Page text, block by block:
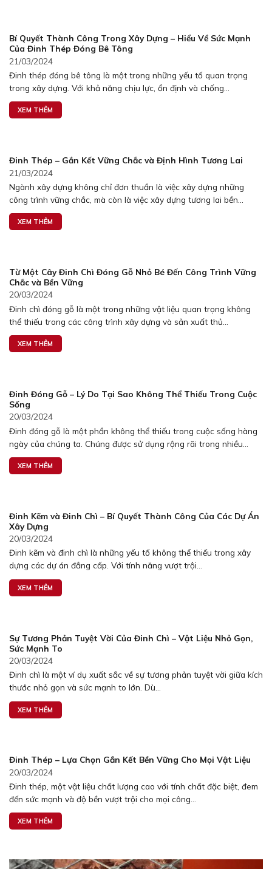
Bí Quyết Thành Công Trong Xây Dựng – Hiểu Về Sức Mạnh
Của Đinh Thép Đóng Bê Tông
21/03/2024
Đinh thép đóng bê tông là một trong những yếu tố quan trọng
trong xây dựng. Với khả năng chịu lực, ổn định và chống...
XEM THÊM
Đinh Thép – Gắn Kết Vững Chắc và Định Hình Tương Lai
21/03/2024
Ngành xây dựng không chỉ đơn thuần là việc xây dựng những
công trình vững chắc, mà còn là việc xây dựng tương lai bền...
XEM THÊM
Từ Một Cây Đinh Chì Đóng Gỗ Nhỏ Bé Đến Công Trình Vững
Chắc và Bền Vững
20/03/2024
Đinh chì đóng gỗ là một trong những vật liệu quan trọng không
thể thiếu trong các công trình xây dựng và sản xuất thủ...
XEM THÊM
Đinh Đóng Gỗ – Lý Do Tại Sao Không Thể Thiếu Trong Cuộc
Sống
20/03/2024
Đinh đóng gỗ là một phần không thể thiếu trong cuộc sống hàng
ngày của chúng ta. Chúng được sử dụng rộng rãi trong nhiều...
XEM THÊM
Đinh Kẽm và Đinh Chì – Bí Quyết Thành Công Của Các Dự Án
Xây Dựng
20/03/2024
Đinh kẽm và đinh chì là những yếu tố không thể thiếu trong xây
dựng các dự án đẳng cấp. Với tính năng vượt trội...
XEM THÊM
Sự Tương Phản Tuyệt Vời Của Đinh Chì – Vật Liệu Nhỏ Gọn,
Sức Mạnh To
20/03/2024
Đinh chì là một ví dụ xuất sắc về sự tương phản tuyệt vời giữa kích
thước nhỏ gọn và sức mạnh to lớn. Dù...
XEM THÊM
Đinh Thép – Lựa Chọn Gắn Kết Bền Vững Cho Mọi Vật Liệu
20/03/2024
Đinh thép, một vật liệu chất lượng cao với tính chất đặc biệt, đem
đến sức mạnh và độ bền vượt trội cho mọi công...
XEM THÊM